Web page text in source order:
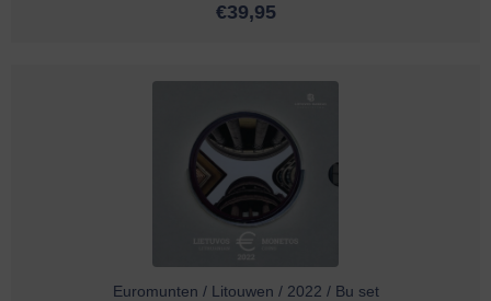
€39,95
Euromunten / Litouwen / 2022 / Bu set